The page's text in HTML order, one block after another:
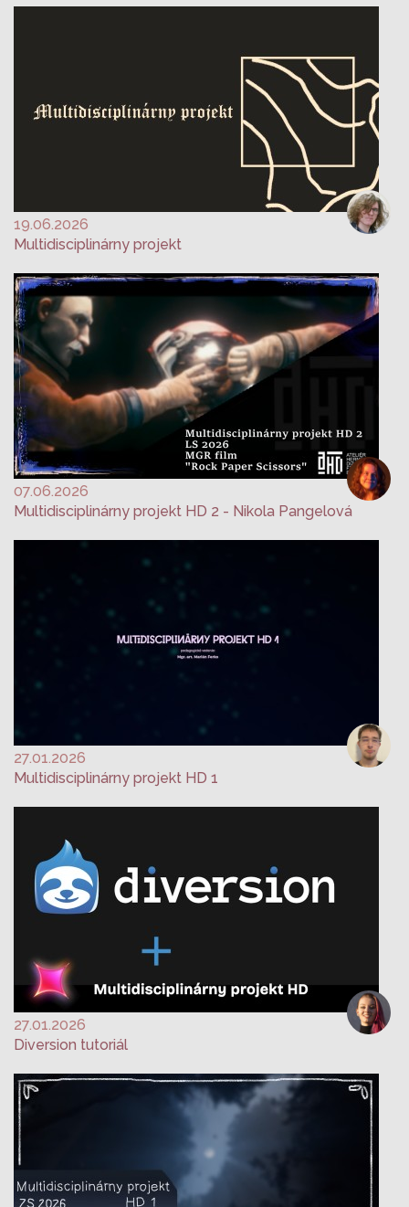
19.06.2026
Multidisciplinárny projekt
07.06.2026
Multidisciplinárny projekt HD 2 - Nikola Pangelová
27.01.2026
Multidisciplinárny projekt HD 1
27.01.2026
Diversion tutoriál